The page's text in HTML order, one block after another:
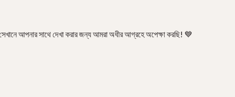
আপনার সাথে দেখা করার জন্য আমরা অধীর আগ্রহে অপেক্ষা করছি! 💙